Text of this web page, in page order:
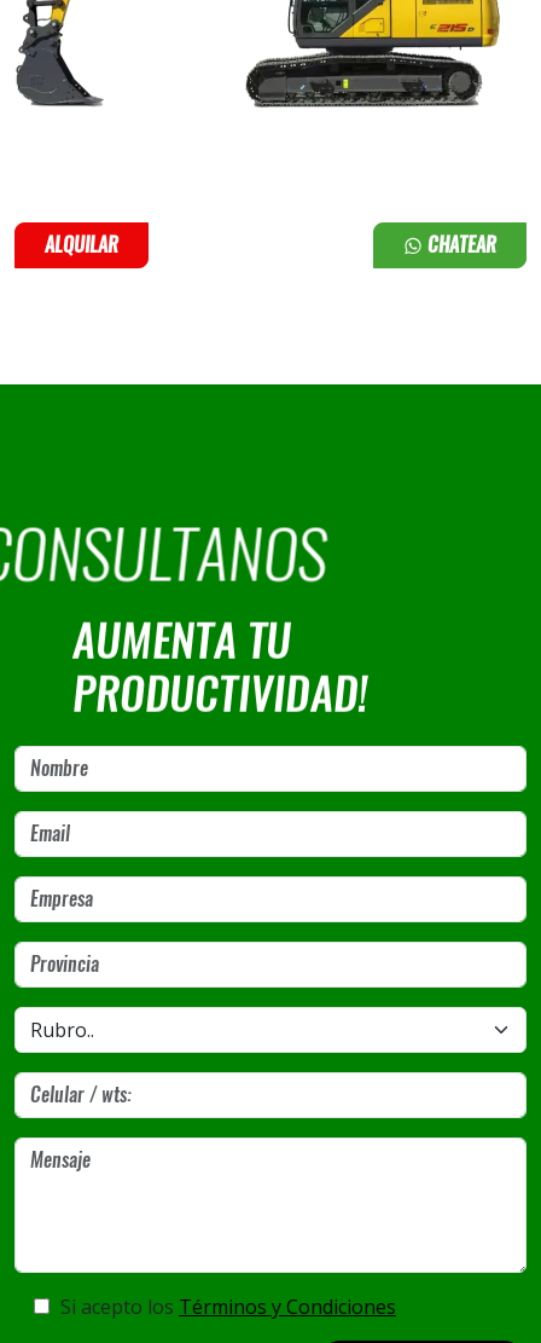
ALQUILAR CHATEAR
AUMENTA TU
PRODUCTIVIDAD!
Si acepto los Términos y Condiciones